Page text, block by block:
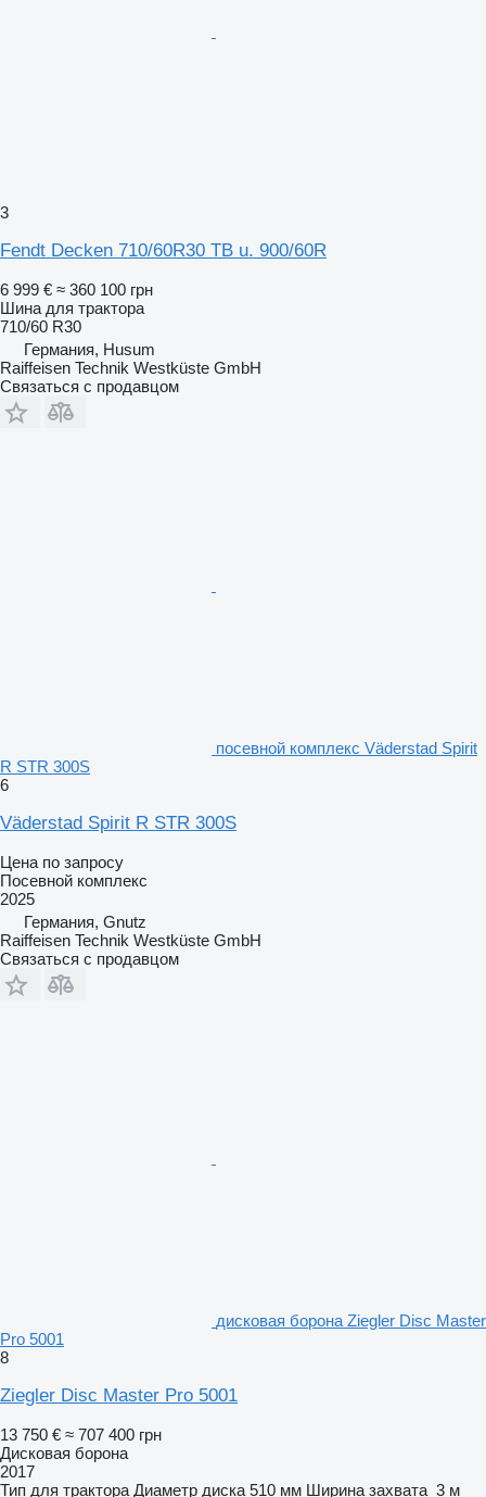
3
Fendt Decken 710/60R30 TB u. 900/60R
6 999 € ≈ 360 100 грн
Шина для трактора
710/60 R30
Германия, Husum
Raiffeisen Technik Westküste GmbH
Связаться с продавцом
посевной комплекс Väderstad Spirit
R STR 300S
6
Väderstad Spirit R STR 300S
Цена по запросу
Посевной комплекс
2025
Германия, Gnutz
Raiffeisen Technik Westküste GmbH
Связаться с продавцом
дисковая борона Ziegler Disc Master
Pro 5001
8
Ziegler Disc Master Pro 5001
13 750 € ≈ 707 400 грн
Дисковая борона
2017
Тип для трактора Диаметр диска 510 мм Ширина захвата 3 м